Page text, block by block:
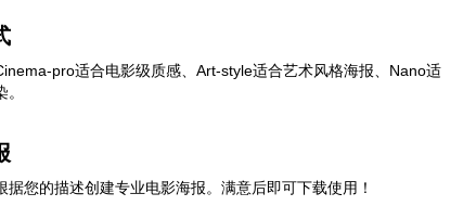
pro适合电影级质感、Art-style适合艺术风格海报、Nano适
您的描述创建专业电影海报。满意后即可下载使用！